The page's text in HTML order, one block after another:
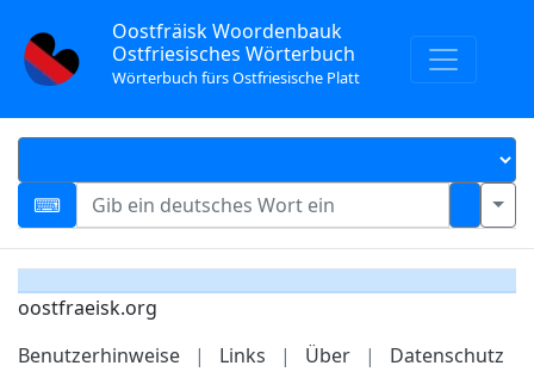
Oostfräisk Woordenbauk
Ostfriesisches Wörterbuch
Wörterbuch fürs Ostfriesische Platt
oostfraeisk.org
Benutzerhinweise
| Links | Über | Datenschutz